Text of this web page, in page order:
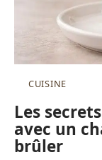
CUISINE
Les
avec un
brûler